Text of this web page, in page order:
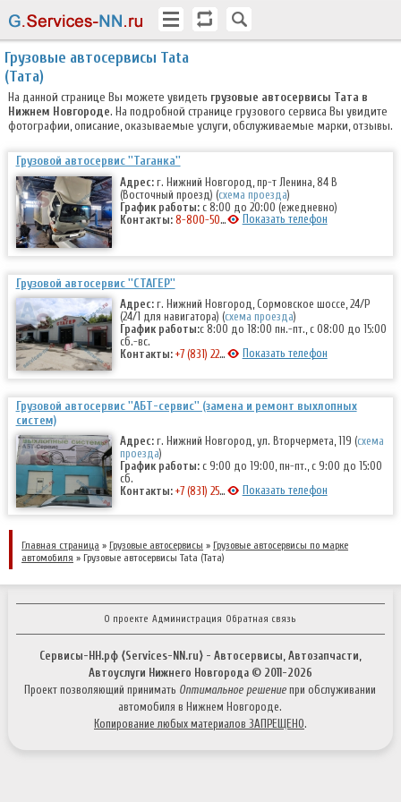
Грузовые автосервисы Tata
(Тата)
На данной странице Вы можете увидеть грузовые автосервисы Тата в
Нижнем Новгороде. На подробной странице грузового сервиса Вы увидите
фотографии, описание, оказываемые услуги, обслуживаемые марки, отзывы.
Грузовой автосервис ''Таганка''
Адрес: г. Нижний Новгород, пр-т Ленина, 84 В
(Восточный проезд) (схема проезда)
График работы: с 8:00 до 20:00 (ежедневно)
Контакты: 8-800-500-7-111 Показать телефон
Грузовой автосервис ''СТАГЕР''
Адрес: г. Нижний Новгород, Сормовское шоссе, 24/Р
(24/1 для навигатора) (схема проезда)
График работы:с 8:00 до 18:00 пн.-пт., с 08:00 до 15:00
сб.-вс.
Контакты: +7 (831) 228-01-08 Показать телефон
Грузовой автосервис ''АБТ-сервис'' (замена и ремонт выхлопных
систем)
Адрес: г. Нижний Новгород, ул. Вторчермета, 119 (схема
проезда)
График работы: с 9:00 до 19:00, пн-пт., с 9:00 до 15:00
сб.
Контакты: +7 (831) 257-73-63 ,+7 (831) 415-13-48
Показать телефон
Главная страница » Грузовые автосервисы » Грузовые автосервисы по марке
автомобиля » Грузовые автосервисы Tata (Тата)
О проекте Администрация Обратная связь
Сервисы-НН.рф ⟨Services-NN.ru⟩ - Автосервисы, Автозапчасти,
Автоуслуги Нижнего Новгорода © 2011-2026
Проект позволяющий принимать Оптимальное решение при обслуживании
автомобиля в Нижнем Новгороде.
Копирование любых материалов ЗАПРЕЩЕНО.